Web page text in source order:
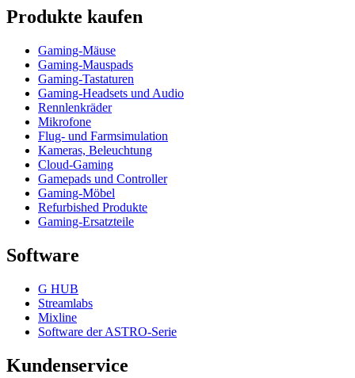
Produkte kaufen
Gaming-Mäuse
Gaming-Mauspads
Gaming-Tastaturen
Gaming-Headsets und Audio
Rennlenkräder
Mikrofone
Flug- und Farmsimulation
Kameras, Beleuchtung
Cloud-Gaming
Gamepads und Controller
Gaming-Möbel
Refurbished Produkte
Gaming-Ersatzteile
Software
G HUB
Streamlabs
Mixline
Software der ASTRO-Serie
Kundenservice